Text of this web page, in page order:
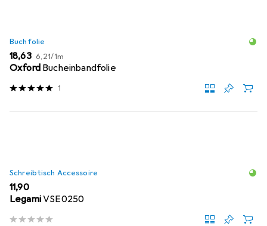
Buchfolie
EUR
18,63 EUR
6,21/1m
Oxford Bucheinbandfolie
1
Schreibtisch Accessoire
EUR
11,90
LegamiVSE0250